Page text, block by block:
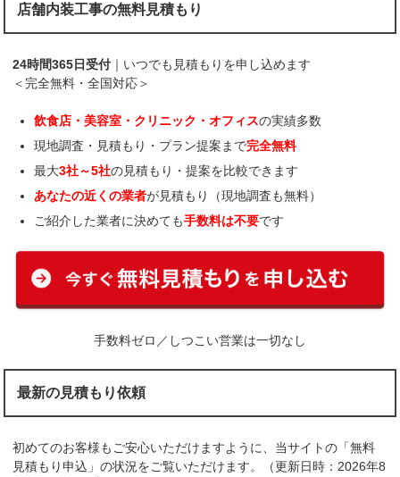
店舗内装工事の無料見積もり
24時間365日受付 ｜いつでも見積もりを申し込めます
＜完全無料・全国対応＞
飲食店・美容室・クリニック・オフィスの実績多数
現地調査・見積もり・プラン提案まで完全無料
最大3社～5社の見積もり・提案を比較できます
あなたの近くの業者が見積もり（現地調査も無料）
ご紹介した業者に決めても手数料は不要です
手数料ゼロ／しつこい営業は一切なし
最新の見積もり依頼
初めてのお客様もご安心いただけますように、当サイトの「無料
見積もり申込」の状況をご覧いただけます。（更新日時：2026年8